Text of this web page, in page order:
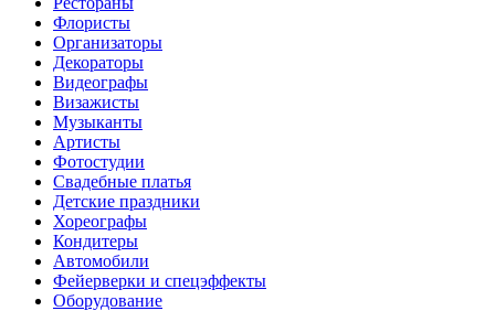
Флористы
Организаторы
Декораторы
Видеографы
Визажисты
Музыканты
Артисты
Фотостудии
Свадебные платья
Детские праздники
Хореографы
Кондитеры
Автомобили
Фейерверки и спецэффекты
Оборудование